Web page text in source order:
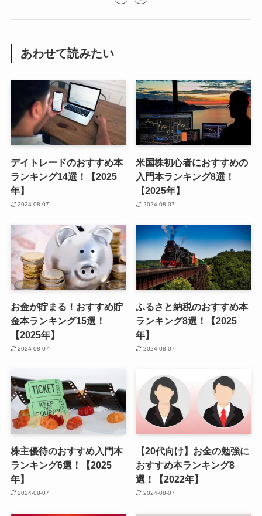
あわせて読みたい
デイトレードのおすすめ本
ランキング14選！【2025
年】
2024-08-07
米国株初心者におすすめの
入門本ランキング8選！
【2025年】
2024-08-07
お金が貯まる！おすすめ貯
金本ランキング15選！
【2025年】
2024-08-07
ふるさと納税のおすすめ本
ランキング8選！【2025
年】
2024-08-07
株主優待のおすすめ入門本
ランキング6選！【2025
年】
2024-08-07
【20代向け】お金の勉強に
おすすめ本ランキング8
選！【2022年】
2024-08-07